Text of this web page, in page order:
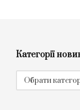
Категорії
Категорії
новин
Обрати